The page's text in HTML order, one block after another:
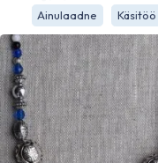
Ainulaadne Käsitöö